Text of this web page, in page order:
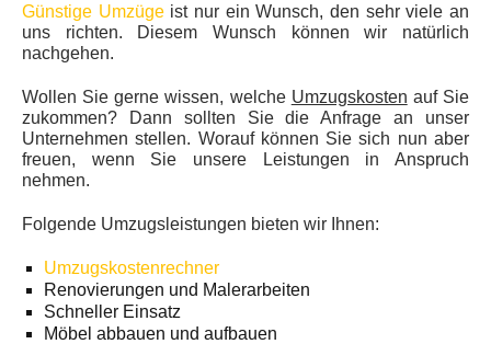
Günstige Umzügeist nur ein Wunsch, den sehr viele an
uns richten. Diesem Wunsch können wir natürlich
nachgehen.
Wollen Sie gerne wissen, welche Umzugskosten auf Sie
zukommen? Dann sollten Sie die Anfrage an unser
Unternehmen stellen. Worauf können Sie sich nun aber
freuen, wenn Sie unsere Leistungen in Anspruch
nehmen.
Folgende Umzugsleistungen bieten wir Ihnen:
Umzugskostenrechner
Renovierungen und Malerarbeiten
Schneller Einsatz
Möbel abbauen und aufbauen